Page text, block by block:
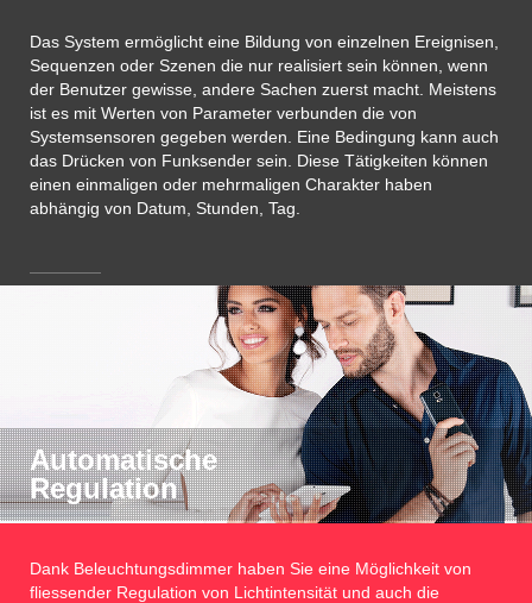
Das System ermöglicht eine Bildung von einzelnen Ereignisen,
Sequenzen oder Szenen die nur realisiert sein können, wenn
der Benutzer gewisse, andere Sachen zuerst macht. Meistens
ist es mit Werten von Parameter verbunden die von
Systemsensoren gegeben werden. Eine Bedingung kann auch
das Drücken von Funksender sein. Diese Tätigkeiten können
einen einmaligen oder mehrmaligen Charakter haben
abhängig von Datum, Stunden, Tag.
Automatische
Regulation
Dank Beleuchtungsdimmer haben Sie eine Möglichkeit von
fliessender Regulation von Lichtintensität und auch die